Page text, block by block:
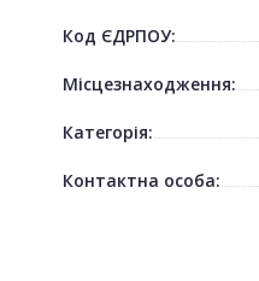
Код ЄДРПОУ:
Місцезнаходження:
Категорія:
Контактна особа: